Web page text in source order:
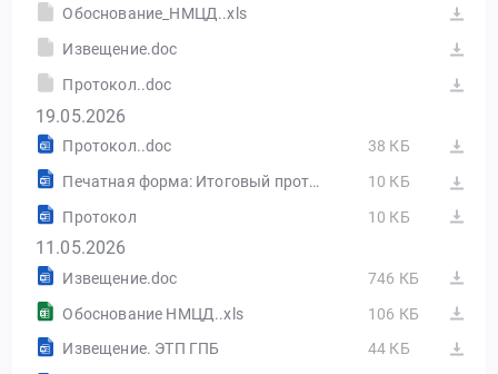
Обоснование_НМЦД..xls
Извещение.doc
Протокол..doc
19.05.2026
Протокол..doc
38 КБ
Печатная форма: Итоговый протокол №32615995427-01
10 КБ
Протокол
10 КБ
11.05.2026
Извещение.doc
746 КБ
Обоснование НМЦД..xls
106 КБ
Извещение. ЭТП ГПБ
44 КБ